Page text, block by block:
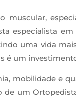
muscular,
especialista
uma vida
é um
mobilidade e
um